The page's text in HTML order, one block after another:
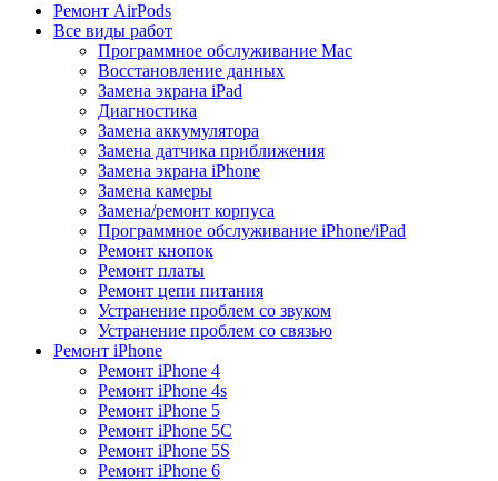
Ремонт AirPods
Все виды работ
Программное обслуживание Mac
Восстановление данных
Замена экрана iPad
Диагностика
Замена аккумулятора
Замена датчика приближения
Замена экрана iPhone
Замена камеры
Замена/ремонт корпуса
Программное обслуживание iPhone/iPad
Ремонт кнопок
Ремонт платы
Ремонт цепи питания
Устранение проблем со звуком
Устранение проблем со связью
Ремонт iPhone
Ремонт iPhone 4
Ремонт iPhone 4s
Ремонт iPhone 5
Ремонт iPhone 5C
Ремонт iPhone 5S
Ремонт iPhone 6